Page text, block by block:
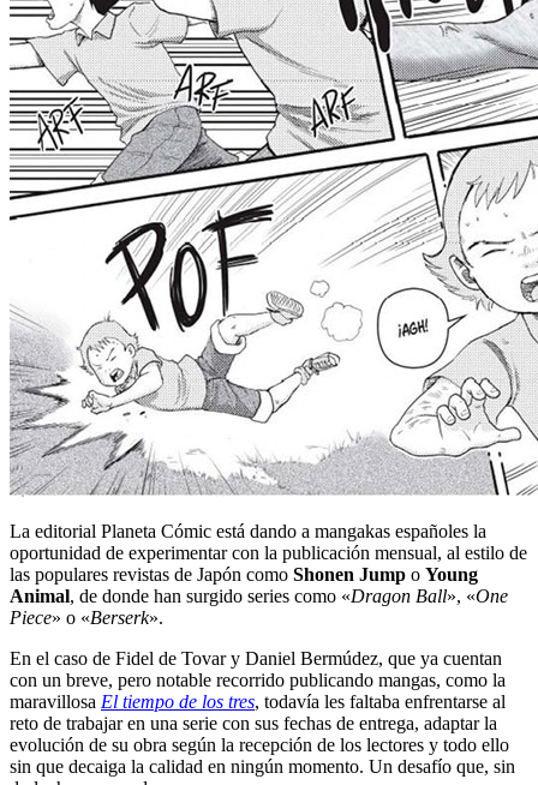
La editorial Planeta Cómic está dando a mangakas españoles la
oportunidad de experimentar con la publicación mensual, al estilo de
las populares revistas de Japón como Shonen Jump o Young
Animal, de donde han surgido series como «Dragon Ball», «One
Piece» o «Berserk».
En el caso de Fidel de Tovar y Daniel Bermúdez, que ya cuentan
con un breve, pero notable recorrido publicando mangas, como la
maravillosa El tiempo de los tres, todavía les faltaba enfrentarse al
reto de trabajar en una serie con sus fechas de entrega, adaptar la
evolución de su obra según la recepción de los lectores y todo ello
sin que decaiga la calidad en ningún momento. Un desafío que, sin